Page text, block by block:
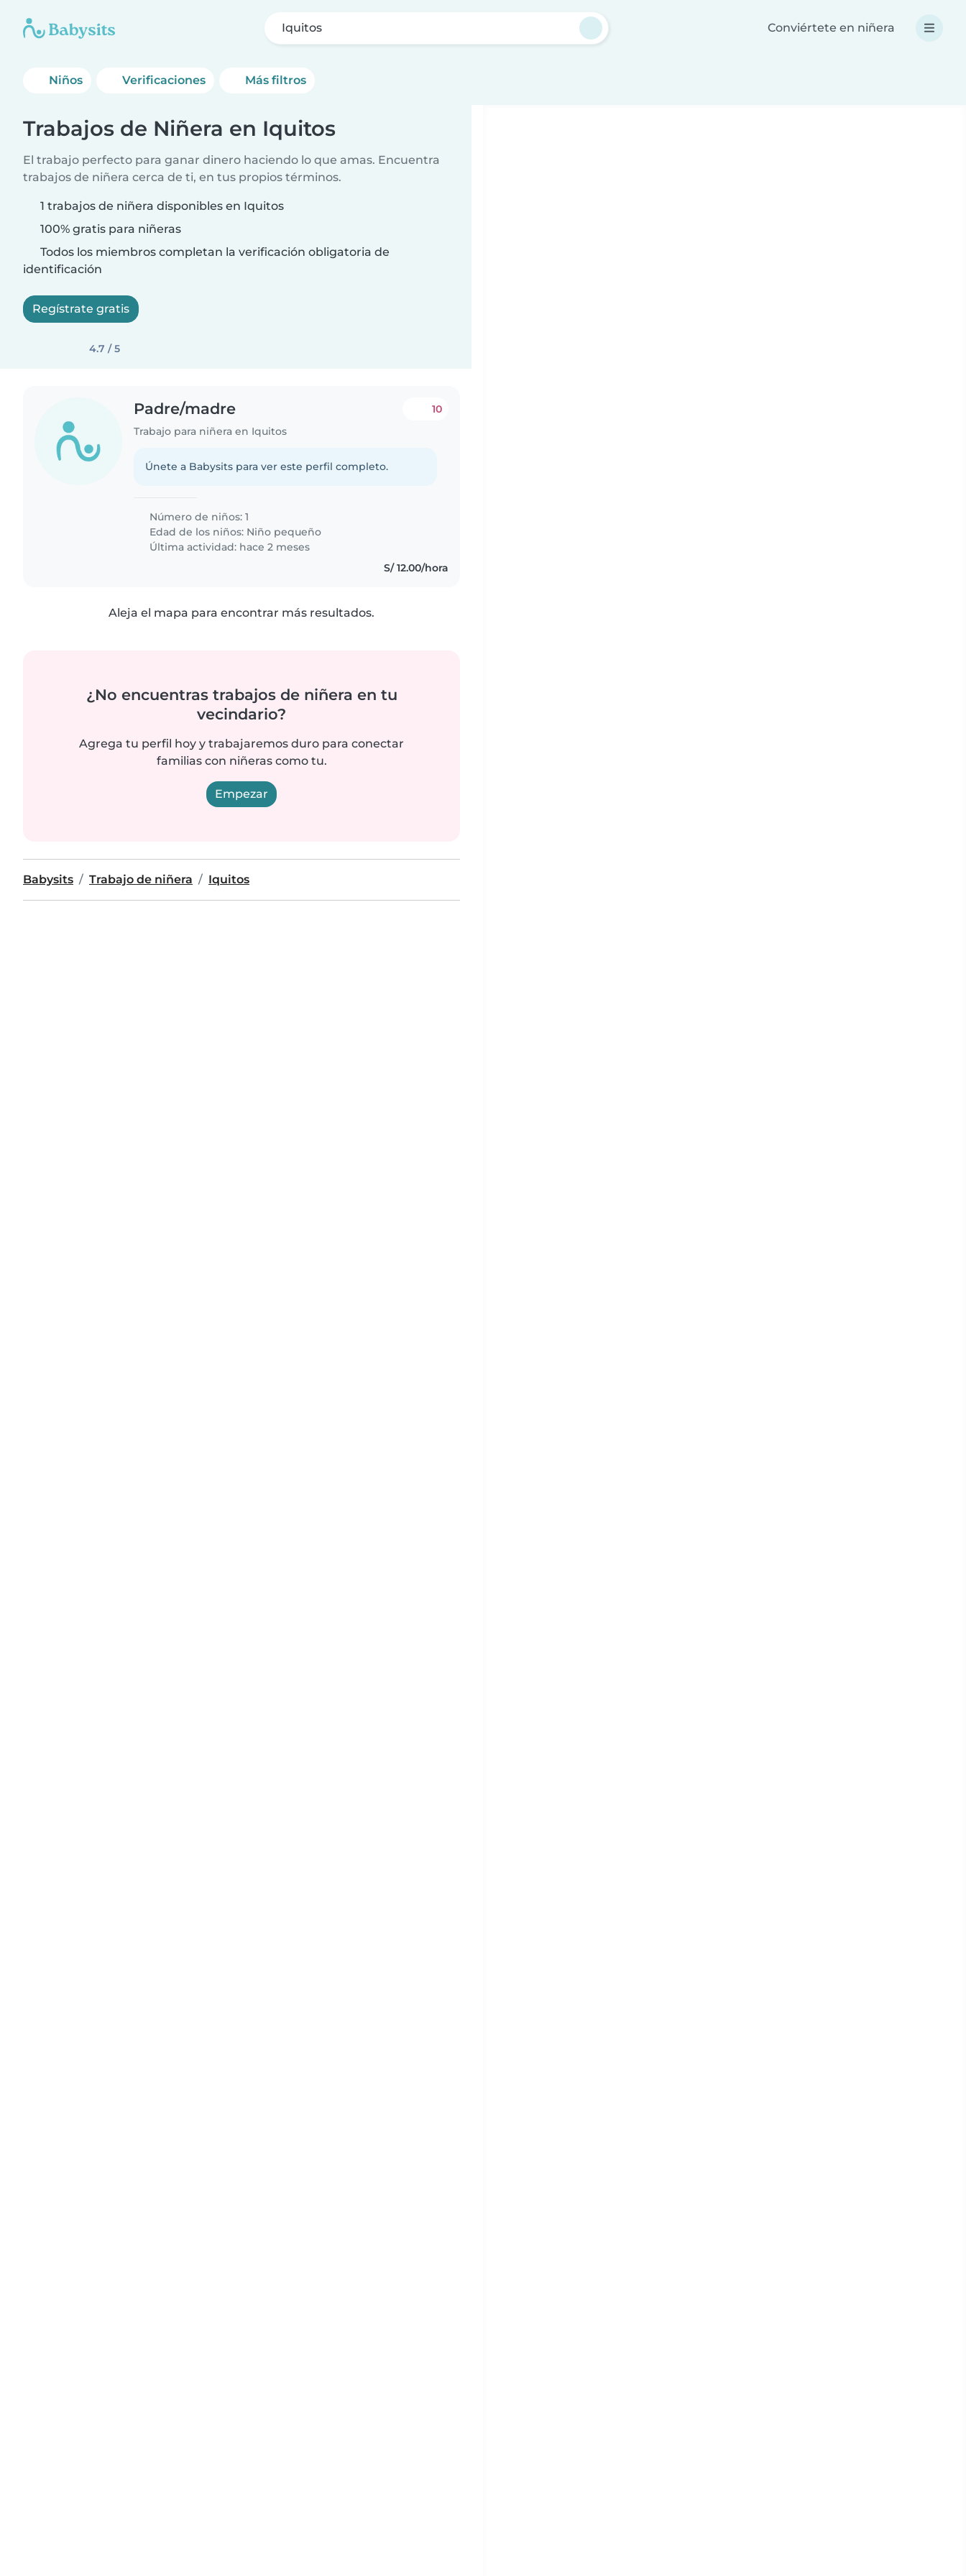
Iquitos Conviértete en niñera
Niños Verificaciones Más filtros
Trabajos de Niñera en Iquitos
El trabajo perfecto para ganar dinero haciendo lo que amas. Encuentra
trabajos de niñera cerca de ti, en tus propios términos.
1 trabajos de niñera disponibles en Iquitos
100% gratis para niñeras
Todos los miembros completan la verificación obligatoria de
identificación
Regístrate gratis
4.7 / 5
Padre/madre
Trabajo para niñera en Iquitos
10
Únete a Babysits para ver este perfil completo.
Número de niños: 1
Edad de los niños: Niño pequeño
Última actividad: hace 2 meses
S/ 12.00/hora
Aleja el mapa para encontrar más resultados.
¿No encuentras trabajos de niñera en tu
vecindario?
Agrega tu perfil hoy y trabajaremos duro para conectar
familias con niñeras como tu.
Empezar
Babysits Trabajo de niñera Iquitos